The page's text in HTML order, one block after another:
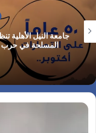
جامعة النيل الأهلية
المسلحة في حرب